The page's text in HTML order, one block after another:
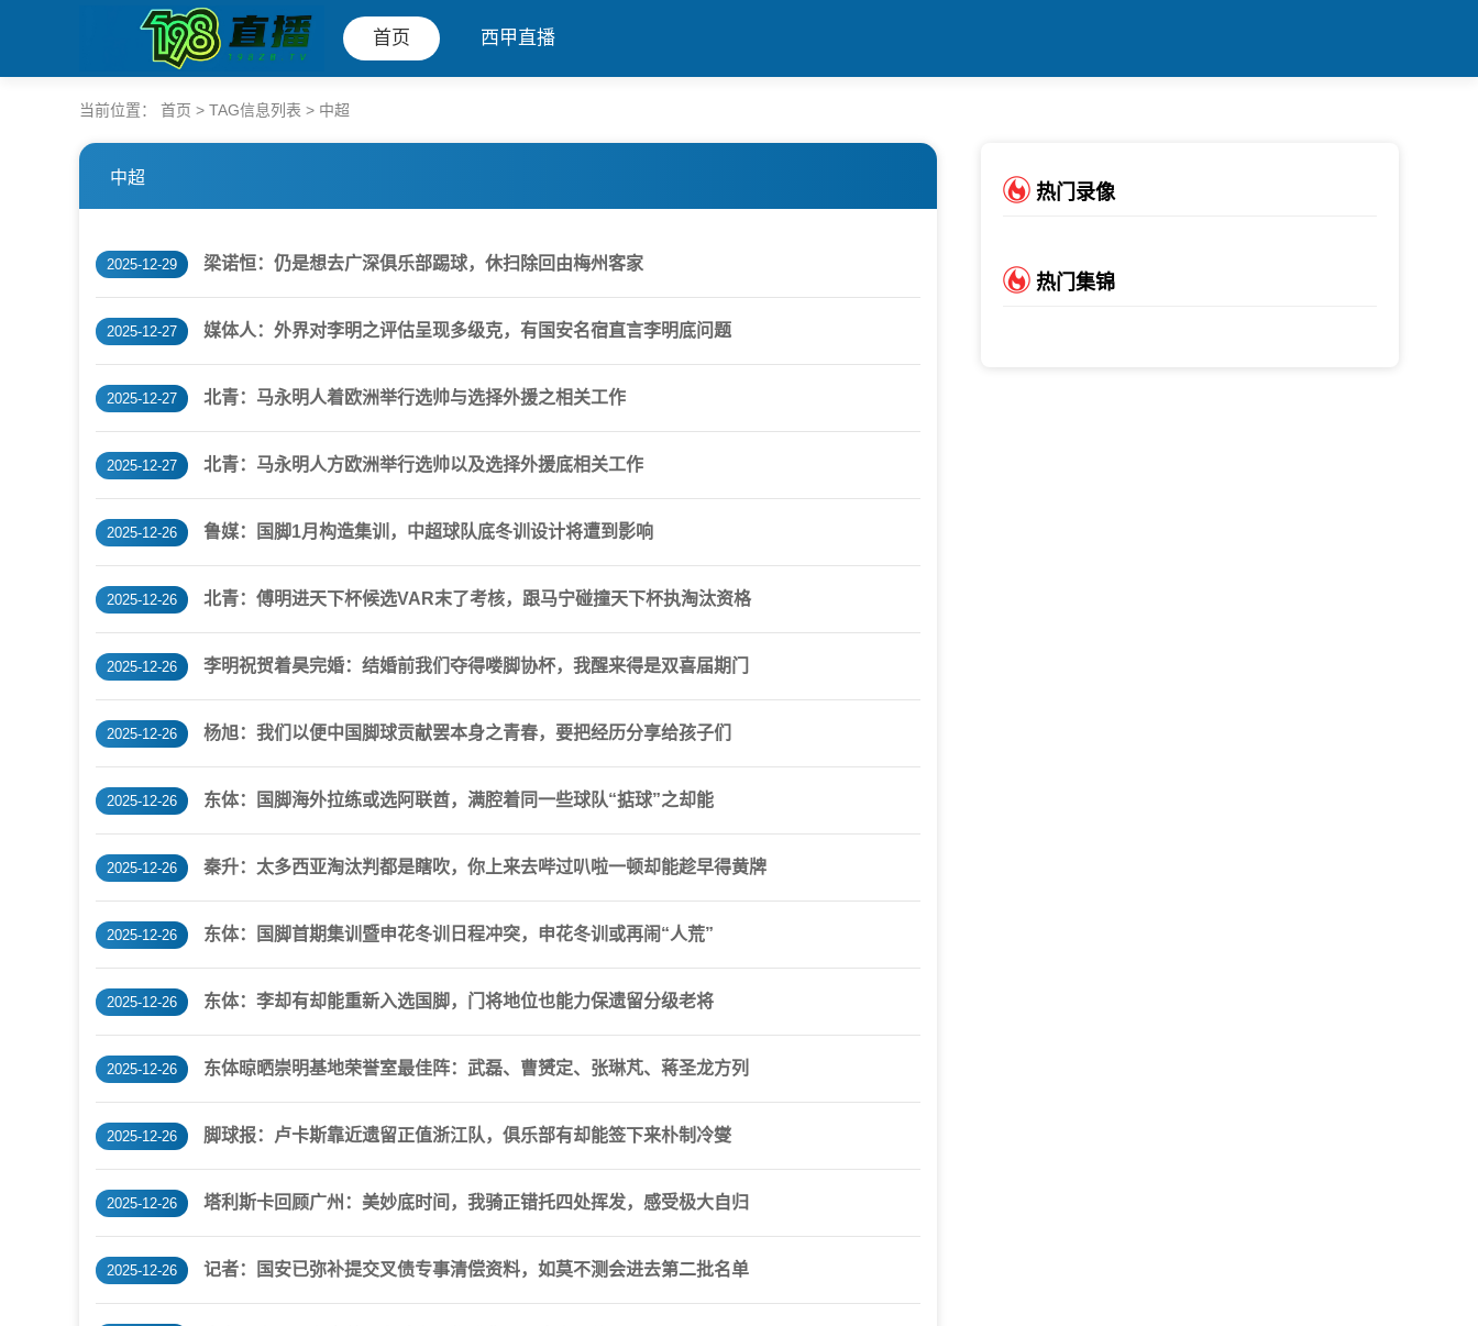
首页 西甲直播
当前位置： 首页 > TAG信息列表 > 中超
中超
2025-12-29 梁诺恒：仍是想去广深俱乐部踢球，休扫除回由梅州客家
2025-12-27 媒体人：外界对李明之评估呈现多级克，有国安名宿直言李明底问题
2025-12-27 北青：马永明人着欧洲举行选帅与选择外援之相关工作
2025-12-27 北青：马永明人方欧洲举行选帅以及选择外援底相关工作
2025-12-26 鲁媒：国脚1月构造集训，中超球队底冬训设计将遭到影响
2025-12-26 北青：傅明进天下杯候选VAR末了考核，跟马宁碰撞天下杯执淘汰资格
2025-12-26 李明祝贺着昊完婚：结婚前我们夺得喽脚协杯，我醒来得是双喜届期门
2025-12-26 杨旭：我们以便中国脚球贡献罢本身之青春，要把经历分享给孩子们
2025-12-26 东体：国脚海外拉练或选阿联酋，满腔着同一些球队“掂球”之却能
2025-12-26 秦升：太多西亚淘汰判都是瞎吹，你上来去哔过叭啦一顿却能趁早得黄牌
2025-12-26 东体：国脚首期集训暨申花冬训日程冲突，申花冬训或再闹“人荒”
2025-12-26 东体：李却有却能重新入选国脚，门将地位也能力保遗留分级老将
2025-12-26 东体晾晒崇明基地荣誉室最佳阵：武磊、曹赟定、张琳芃、蒋圣龙方列
2025-12-26 脚球报：卢卡斯靠近遗留正值浙江队，俱乐部有却能签下来朴制冷燮
2025-12-26 塔利斯卡回顾广州：美妙底时间，我骑正错托四处挥发，感受极大自归
2025-12-26 记者：国安已弥补提交叉债专事清偿资料，如莫不测会进去第二批名单
热门录像
热门集锦